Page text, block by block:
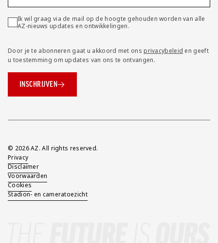
Ik wil graag via de mail op de hoogte gehouden worden van alle
AZ-nieuws updates en ontwikkelingen.
Door je te abonneren gaat u akkoord met onsprivacybeleid en geeft
u toestemming om updates van ons te ontvangen.
INSCHRIJVEN
Overig
© 2026 AZ. All rights reserved.
Privacy
Disclaimer
Voorwaarden
Cookies
Stadion- en cameratoezicht